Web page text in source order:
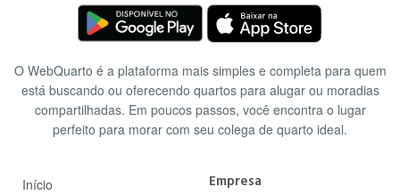
O WebQuarto é a plataforma mais simples e completa para quem
está buscando ou oferecendo quartos para alugar ou moradias
compartilhadas. Em poucos passos, você encontra o lugar
perfeito para morar com seu colega de quarto ideal.
Início
Empresa